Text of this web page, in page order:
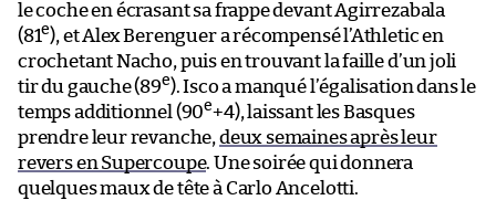
le coche en écrasant sa frappe devant Agirrezabala
(81e), et Alex Berenguer a récompensé l’Athletic en
crochetant Nacho, puis en trouvant la faille d’un joli
tir du gauche (89e). Isco a manqué l’égalisation dans le
temps additionnel (90e+4), laissant les Basques
prendre leur revanche, deux semaines après leur
revers en Supercoupe. Une soirée qui donnera
quelques maux de tête à Carlo Ancelotti.